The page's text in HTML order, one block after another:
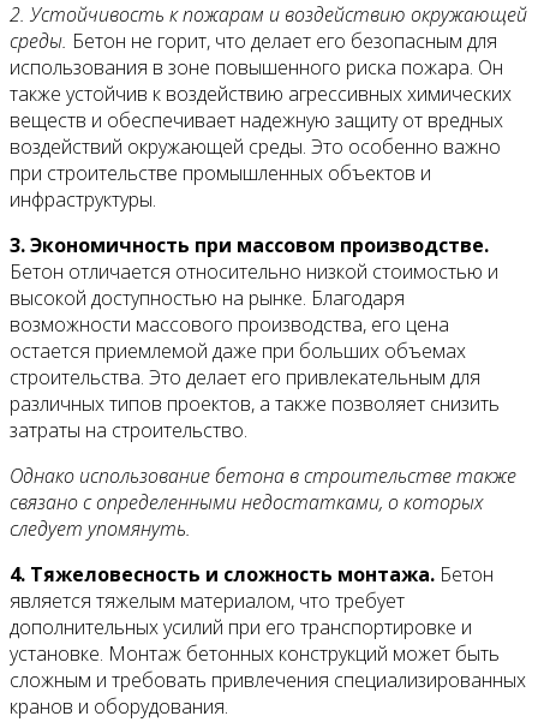
2. Устойчивость к пожарам и воздействию окружающей
среды. Бетон не горит, что делает его безопасным для
использования в зоне повышенного риска пожара. Он
также устойчив к воздействию агрессивных химических
веществ и обеспечивает надежную защиту от вредных
воздействий окружающей среды. Это особенно важно
при строительстве промышленных объектов и
инфраструктуры.
3. Экономичность при массовом производстве.
Бетон отличается относительно низкой стоимостью и
высокой доступностью на рынке. Благодаря
возможности массового производства, его цена
остается приемлемой даже при больших объемах
строительства. Это делает его привлекательным для
различных типов проектов, а также позволяет снизить
затраты на строительство.
Однако использование бетона в строительстве также
связано с определенными недостатками, о которых
следует упомянуть.
4. Тяжеловесность и сложность монтажа. Бетон
является тяжелым материалом, что требует
дополнительных усилий при его транспортировке и
установке. Монтаж бетонных конструкций может быть
сложным и требовать привлечения специализированных
кранов и оборудования.